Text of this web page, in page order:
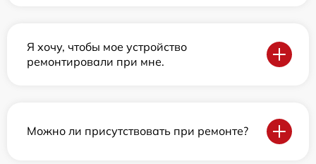
Я хочу, чтобы мое устройство
ремонтировали при мне.
Можно ли присутствовать при ремонте?